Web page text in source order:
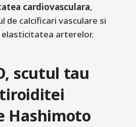
cardiovasculara,
de calcificari vasculare si
arterelor.
scutul tau
Hashimoto